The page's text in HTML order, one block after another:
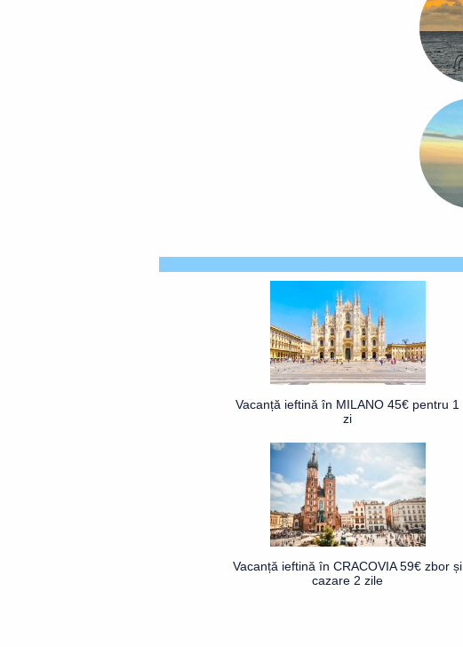
Vacanță ieftină în MILANO 45€ pentru 1
zi
Vacanță ieftină în CRACOVIA 59€ zbor și
cazare 2 zile